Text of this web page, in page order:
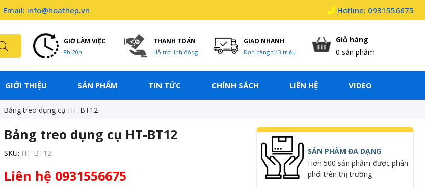
Email: info@hoathep.vn Hotline: 0931556675
GIỜ LÀM VIỆC
8h-20h
THANH TOÁN
Hỗ trợ linh động
GIAO NHANH
Đơn hàng từ 3 triệu
Giỏ hàng
0 sản phẩm
GIỚI THIỆU SẢN PHẨM TIN TỨC CHÍNH SÁCH LIÊN HỆ VIDEO
Bảng treo dụng cụ HT-BT12
Bảng treo dụng cụ HT-BT12
SKU: HT-BT12
Liên hệ 0931556675
SẢN PHẨM ĐA DẠNG
Hơn 500 sản phẩm được phân
phối trên thị trường